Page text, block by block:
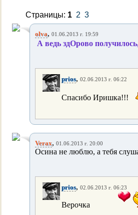
Страницы: 1 2 3
olva, 01.06.2013 г. 19:59
А ведь здОрово
prios, 02.06.2013 г. 06:22
Спасибо Иришка!!!
Verax, 01.06.2013 г. 20:00
Осина не люблю, а тебя
prios, 02.06.2013 г. 06:23
Верочка